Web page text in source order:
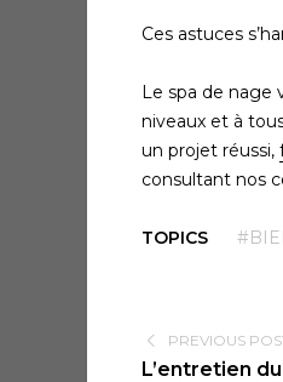
Ces astuces
Le spa de nage
niveaux et à
un projet réussi,
consultant nos
TOPICS
PREVIOUS
L’entretien